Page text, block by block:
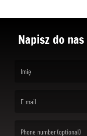
Napisz do nas